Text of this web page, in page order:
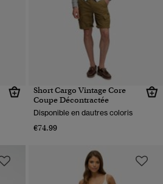
Short Cargo Vintage Core
Coupe Décontractée
Disponible en dautres coloris
€74.99